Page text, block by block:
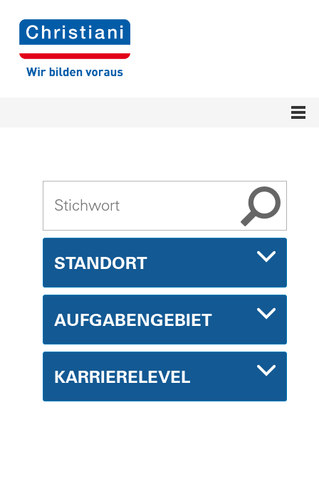
STANDORT
AUFGABENGEBIET
KARRIERELEVEL